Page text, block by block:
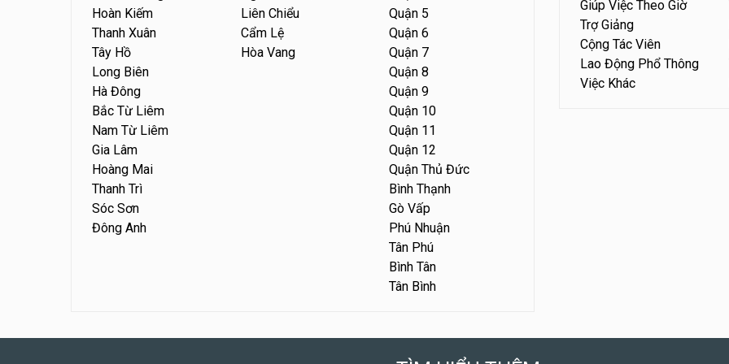
Hoàn Kiếm
Thanh Xuân
Tây Hồ
Long Biên
Hà Đông
Bắc Từ Liêm
Nam Từ Liêm
Gia Lâm
Hoàng Mai
Thanh Trì
Sóc Sơn
Đông Anh
Liên Chiểu
Cẩm Lệ
Hòa Vang
Quận 5
Quận 6
Quận 7
Quận 8
Quận 9
Quận 10
Quận 11
Quận 12
Quận Thủ Đức
Bình Thạnh
Gò Vấp
Phú Nhuận
Tân Phú
Bình Tân
Tân Bình
Giúp Việc Theo Giờ
Trợ Giảng
Cộng Tác Viên
Lao Động Phổ Thông
Việc Khác